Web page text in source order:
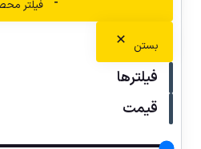
فیلتر
بستن
فیلترها
قیمت